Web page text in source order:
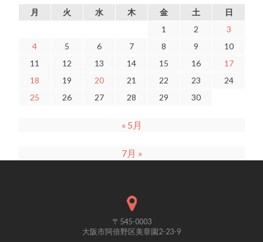
月 火 水 木 金 土
日
1
2
3
4
5 6 7 8 9
10
11
12 13 14 15 16
17
18
19 20 21 22 23
24
25
26 27 28 29 30
« 5月
7月 »
〒545-0003
大阪市阿倍野区美章園2-23-9